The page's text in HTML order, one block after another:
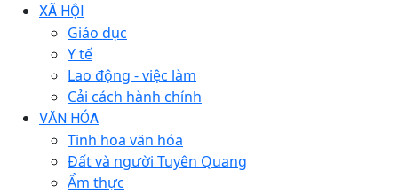
XÃ HỘI
Giáo dục
Y tế
Lao động - việc làm
Cải cách hành chính
VĂN HÓA
Tinh hoa văn hóa
Đất và người Tuyên Quang
Ẩm thực